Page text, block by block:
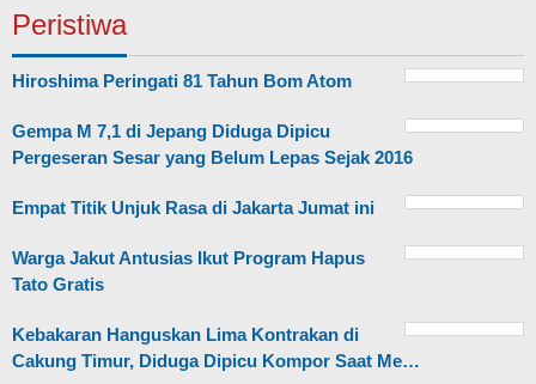
Peristiwa
Hiroshima Peringati 81 Tahun Bom Atom
Gempa M 7,1 di Jepang Diduga Dipicu
Pergeseran Sesar yang Belum Lepas Sejak 2016
Empat Titik Unjuk Rasa di Jakarta Jumat ini
Warga Jakut Antusias Ikut Program Hapus
Tato Gratis
Kebakaran Hanguskan Lima Kontrakan di
Cakung Timur, Diduga Dipicu Kompor Saat Me…